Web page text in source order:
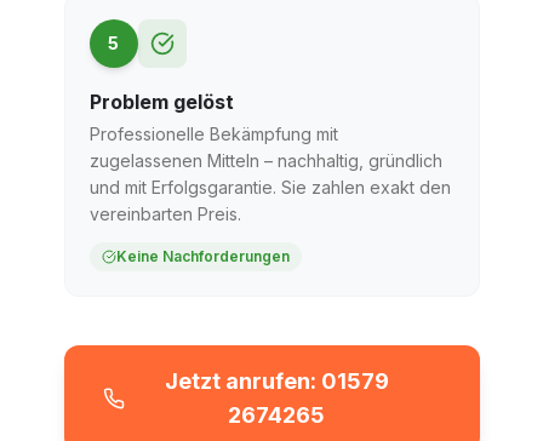
5
Problem gelöst
Professionelle Bekämpfung mit
zugelassenen Mitteln – nachhaltig, gründlich
und mit Erfolgsgarantie. Sie zahlen exakt den
vereinbarten Preis.
Keine Nachforderungen
Jetzt anrufen: 01579
2674265